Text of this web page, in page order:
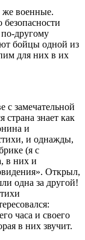
военные.
по-другому
бойцы одной из
для них в их
замечательной
знает как
и
и однажды,
(я с
в них и
Открыл,
одна за другой!
часа и своего
в них звучит.